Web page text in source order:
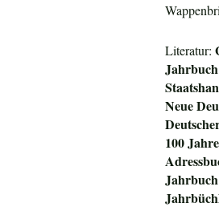
Literatur:
Neue
Deuts
100